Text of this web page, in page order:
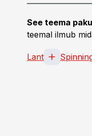
See teema
teemal ilmub
Lant